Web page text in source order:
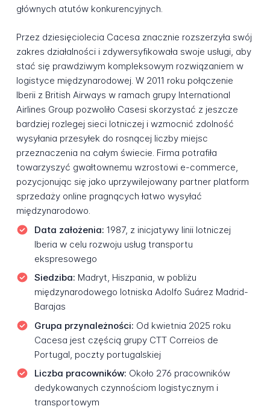
głównych atutów konkurencyjnych.
Przez dziesięciolecia Cacesa znacznie rozszerzyła swój
zakres działalności i zdywersyfikowała swoje usługi, aby
stać się prawdziwym kompleksowym rozwiązaniem w
logistyce międzynarodowej. W 2011 roku połączenie
Iberii z British Airways w ramach grupy International
Airlines Group pozwoliło Casesi skorzystać z jeszcze
bardziej rozlegej sieci lotniczej i wzmocnić zdolność
wysyłania przesyłek do rosnącej liczby miejsc
przeznaczenia na całym świecie. Firma potrafiła
towarzyszyć gwałtownemu wzrostowi e-commerce,
pozycjonując się jako uprzywilejowany partner platform
sprzedaży online pragnących łatwo wysyłać
międzynarodowo.
Data założenia: 1987, z inicjatywy linii lotniczej
Iberia w celu rozwoju usług transportu
ekspresowego
Siedziba: Madryt, Hiszpania, w pobliżu
międzynarodowego lotniska Adolfo Suárez Madrid-
Barajas
Grupa przynależności: Od kwietnia 2025 roku
Cacesa jest częścią grupy CTT Correios de
Portugal, poczty portugalskiej
Liczba pracowników: Około 276 pracowników
dedykowanych czynnościom logistycznym i
transportowym